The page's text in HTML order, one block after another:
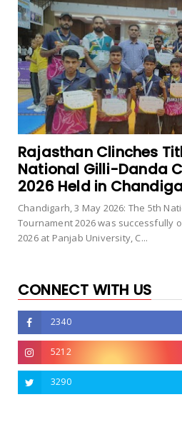
Rajasthan Clinches
National Gilli-Danda
2026 Held in
Chandigarh, 3 May 2026: The 5th
Tournament 2026 was successfully
2026 at Panjab University, C...
CONNECT WITH US
2340
5212
3290